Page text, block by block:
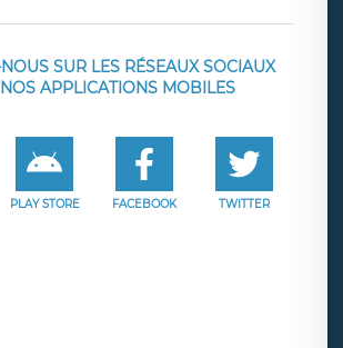
SUR LES RÉSEAUX SOCIAUX
NOS APPLICATIONS MOBILES
PLAY STORE FACEBOOK TWITTER